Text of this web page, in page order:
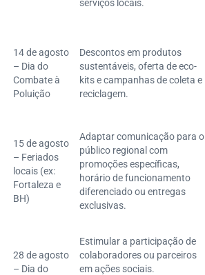
serviços locais.
14 de agosto
– Dia do
Combate à
Poluição
Descontos em produtos
sustentáveis, oferta de eco-
kits e campanhas de coleta e
reciclagem.
15 de agosto
– Feriados
locais (ex:
Fortaleza e
BH)
Adaptar comunicação para o
público regional com
promoções específicas,
horário de funcionamento
diferenciado ou entregas
exclusivas.
28 de agosto
– Dia do
Estimular a participação de
colaboradores ou parceiros
em ações sociais.